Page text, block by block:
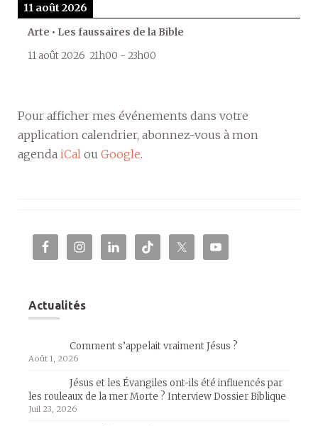
11 août 2026
Arte • Les faussaires de la Bible
11 août 2026 21h00 - 23h00
Pour afficher mes événements dans votre
application calendrier, abonnez-vous à mon
agenda iCal ou Google.
Actualités
Comment s’appelait vraiment Jésus ?
Août 1, 2026
Jésus et les Évangiles ont-ils été influencés par
les rouleaux de la mer Morte ? Interview Dossier Biblique
Juil 23, 2026